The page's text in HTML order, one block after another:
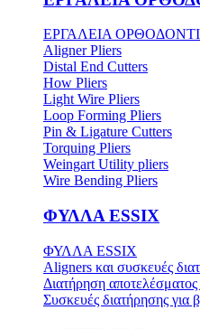
ΕΡΓΑΛΕΙΑ
Aligner Pliers
Distal End Cutters
How Pliers
Light Wire Pliers
Loop Forming Pliers
Pin & Ligature Cutters
Torquing Pliers
Weingart Utility pliers
Wire Bending Pliers
ΦΥΛΛΑ ESSIX
ΦΥΛΛΑ ESSIX
Aligners και συσκευές
Διατήρηση
Συσκευές διατήρησης για